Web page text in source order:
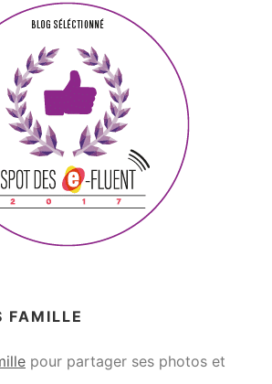
FAMILLE
pour partager ses photos et